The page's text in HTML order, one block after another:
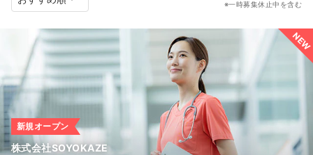
※一時募集休止中を含む
NEW
新規オープン
株式会社SOYOKAZE